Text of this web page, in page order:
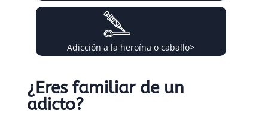
Adicción a la heroína o caballo>
¿Eres familiar de un
adicto?